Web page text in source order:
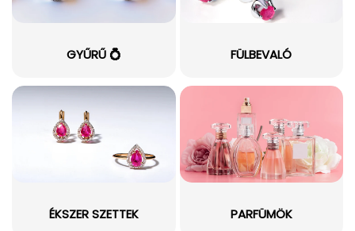
GYŰRŰ 💍 FÜLBEVALÓ
ÉKSZER SZETTEK PARFÜMÖK